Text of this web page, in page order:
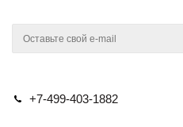
+7-499-403-1882